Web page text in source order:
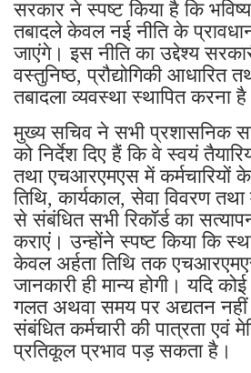
सरकार ने स्पष्ट किया है कि
तबादले केवल नई नीति के
जाएंगे। इस नीति का उद्देश्य
वस्तुनिष्ठ, प्रौद्योगिकी आधारित
तबादला व्यवस्था स्थापित करना
मुख्य सचिव ने सभी प्रशासनिक
को निर्देश दिए हैं कि वे स्वयं
तथा एचआरएमएस में कर्मचारियों
तिथि, कार्यकाल, सेवा विवरण
से संबंधित सभी रिकॉर्ड का
कराएं। उन्होंने स्पष्ट किया कि
केवल अर्हता तिथि तक
जानकारी ही मान्य होगी। यदि
गलत अथवा समय पर अद्यतन नहीं
संबंधित कर्मचारी की पात्रता एवं
प्रतिकूल प्रभाव पड़ सकता है।